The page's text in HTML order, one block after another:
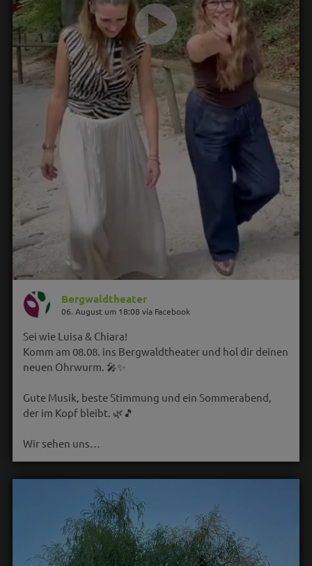
Bergwaldtheater
06. August um 18:08 via Facebook
Sei wie Luisa & Chiara!
Komm am 08.08. ins Bergwaldtheater und hol dir deinen
neuen Ohrwurm. 🎤✨
Gute Musik, beste Stimmung und ein Sommerabend,
der im Kopf bleibt. 🌿🎵
Wir sehen uns…